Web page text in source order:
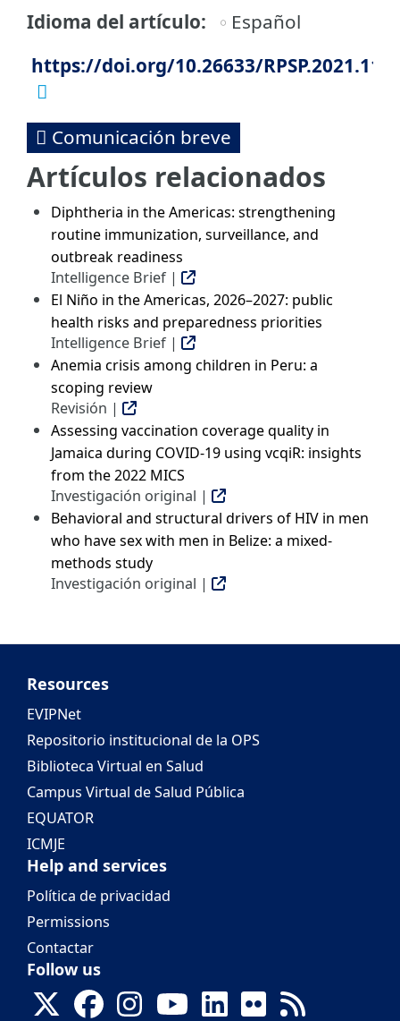
Idioma del artículo
Español
https://doi.org/10.26633/RPSP.2021.112
Comunicación breve
Artículos relacionados
Diphtheria in the Americas: strengthening
routine immunization, surveillance, and
outbreak readiness
Intelligence Brief |
El Niño in the Americas, 2026–2027: public
health risks and preparedness priorities
Intelligence Brief |
Anemia crisis among children in Peru: a
scoping review
Revisión |
Assessing vaccination coverage quality in
Jamaica during COVID-19 using vcqiR: insights
from the 2022 MICS
Investigación original |
Behavioral and structural drivers of HIV in men
who have sex with men in Belize: a mixed-
methods study
Investigación original |
Resources
EVIPNet
Repositorio institucional de la OPS
Biblioteca Virtual en Salud
Campus Virtual de Salud Pública
EQUATOR
ICMJE
Help and services
Política de privacidad
Permissions
Contactar
Follow us